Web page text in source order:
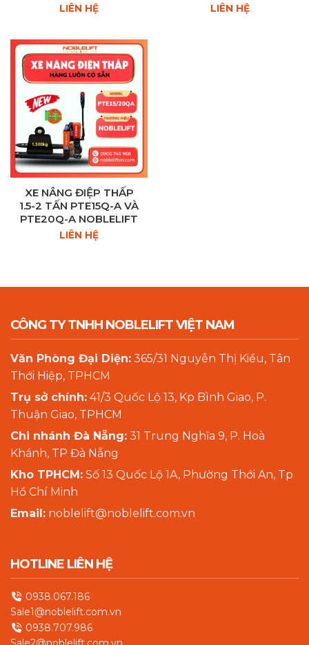
LIÊN HỆ LIÊN HỆ
XE NÂNG ĐIỆP THẤP
1.5-2 TẤN PTE15Q-A VÀ
PTE20Q-A NOBLELIFT
LIÊN HỆ
CÔNG TY TNHH NOBLELIFT VIỆT NAM
Văn Phòng Đại Diện: 365/31 Nguyễn Thị Kiểu, Tân
Thới Hiệp, TPHCM
Trụ sở chính: 41/3 Quốc Lộ 13, Kp Bình Giao, P.
Thuận Giao, TPHCM
Chi nhánh Đà Nẵng: 31 Trung Nghĩa 9, P. Hoà
Khánh, TP Đà Nẵng
Kho TPHCM: Số 13 Quốc Lộ 1A, Phường Thới An, Tp
Hồ Chí Minh
Email: noblelift@noblelift.com.vn
HOTLINE LIÊN HỆ
0938.067.186
Sale1@noblelift.com.vn
0938.707.986